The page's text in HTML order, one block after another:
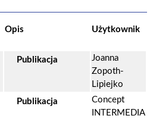
Opis Użytkownik
Publikacja
Joanna
Zopoth-
Lipiejko
Publikacja
Concept
INTERMEDIA